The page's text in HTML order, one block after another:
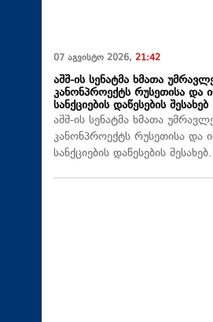
07 აგვისტო 2026, 21:42
აშშ-ის სენატმა ხმათა
კანონპროექტს რუსეთისა და
სანქციების დაწესების შესახებ
აშშ-ის სენატმა ხმათა
კანონპროექტს რუსეთისა და
სანქციების დაწესების შესახებ.